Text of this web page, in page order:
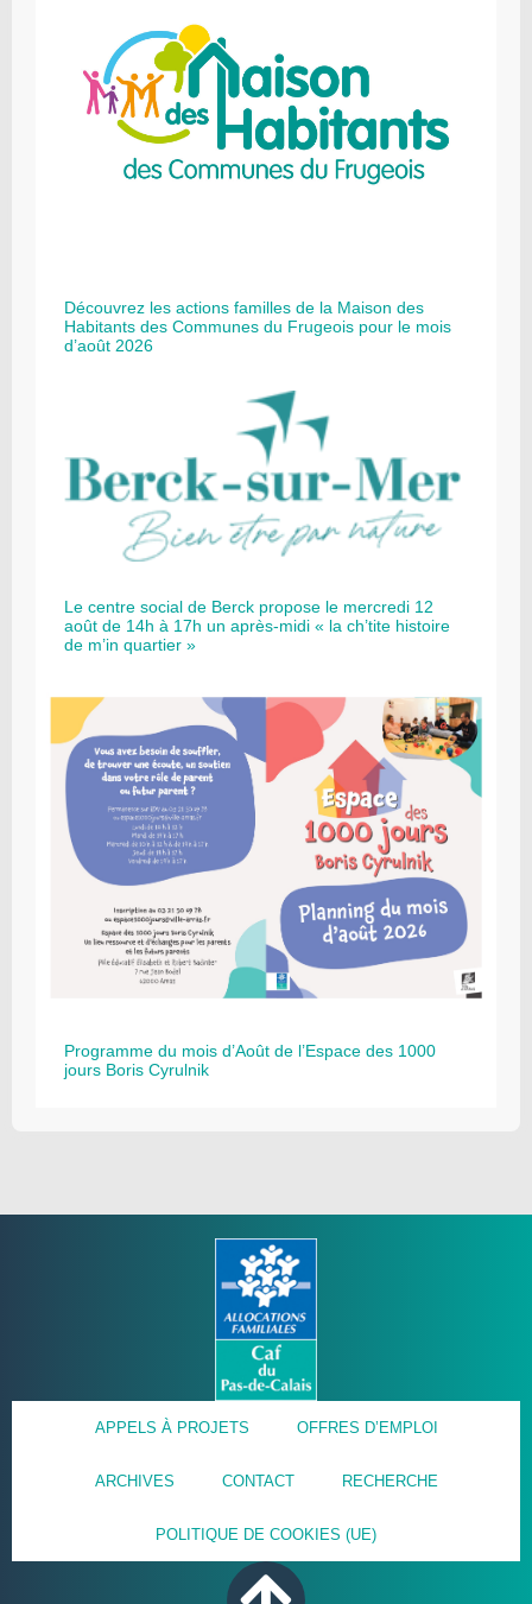
Découvrez les actions familles de la Maison des
Habitants des Communes du Frugeois pour le mois
d’août 2026
Le centre social de Berck propose le mercredi 12
août de 14h à 17h un après-midi « la ch’tite histoire
de m’in quartier »
Programme du mois d’Août de l’Espace des 1000
jours Boris Cyrulnik
APPELS À PROJETS OFFRES D’EMPLOI
ARCHIVES CONTACT RECHERCHE
POLITIQUE DE COOKIES (UE)